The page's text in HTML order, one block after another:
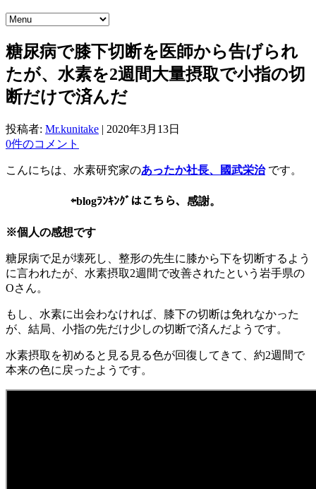
糖尿病で膝下切断を医師から告げられ
たが、水素を2週間大量摂取で小指の切
断だけで済んだ
投稿者: Mr.kunitake | 2020年3月13日
0件のコメント
こんにちは、水素研究家のあったか社長、國武栄治です。
⇦blogﾗﾝｷﾝｸﾞはこちら、感謝。
※個人の感想です
糖尿病で足が壊死し、整形の先生に膝から下を切断するよう
に言われたが、水素摂取2週間で改善されたという岩手県の
Oさん。
もし、水素に出会わなければ、膝下の切断は免れなかった
が、結局、小指の先だけ少しの切断で済んだようです。
水素摂取を初めると見る見る色が回復してきて、約2週間で
本来の色に戻ったようです。